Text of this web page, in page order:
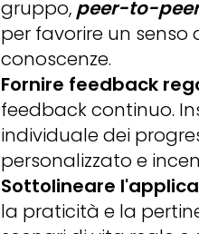
gruppo, peer-to-
per favorire un senso
conoscenze.
Fornire feedback
feedback continuo.
individuale dei
personalizzato e
Sottolineare
la praticità e la